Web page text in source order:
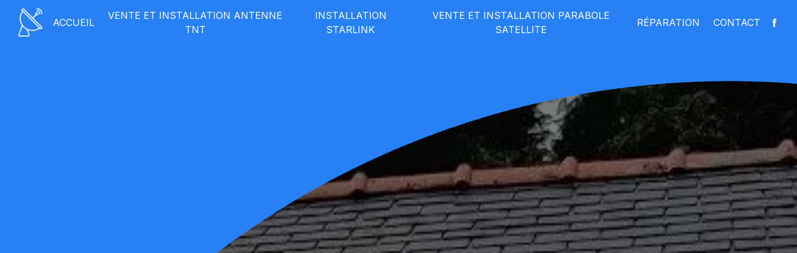
ACCUEIL
VENTE ET INSTALLATION ANTENNE
TNT
INSTALLATION
STARLINK
VENTE ET INSTALLATION PARABOLE
SATELLITE
RÉPARATION CONTACT
Panneau de gestion des cookies